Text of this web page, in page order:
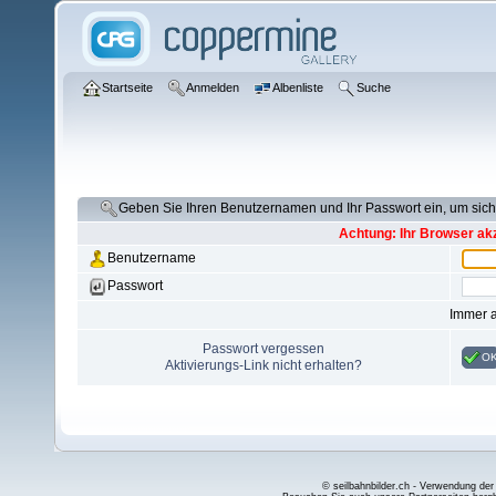
Startseite Anmelden Albenliste Suche
Geben Sie Ihren Benutzernamen und Ihr Passwort ein, um
Achtung: Ihr Browser
Benutzername
Passwort
Immer
Passwort vergessen
Aktivierungs-Link nicht erhalten?
© seilbahnbilder.ch - Verwendung